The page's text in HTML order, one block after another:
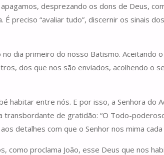
desprezando os dons de Deus,
preciso “avaliar tudo”, discernir os sinais
dia primeiro do nosso Batismo. Aceitando
dos que nos são enviados, acolhendo o
habitar entre nós. E por isso, a Senhora do
transbordante de gratidão: “O Todo-
detalhes com que o Senhor nos mima cada
como proclama João, esse Deus que nos